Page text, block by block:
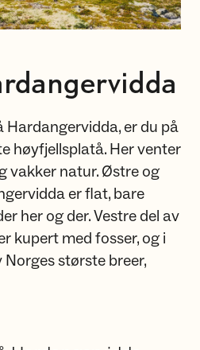
Hardangervidda, er du på
høyfjellsplatå. Her venter
vakker natur. Østre og
er flat, bare
her og der. Vestre del av
kupert med fosser, og i
største breer,